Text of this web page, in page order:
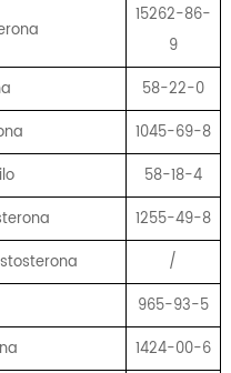
15262-86-
9
58-22-0
1045-69-8
58-18-4
1255-49-8
/
965-93-5
1424-00-6